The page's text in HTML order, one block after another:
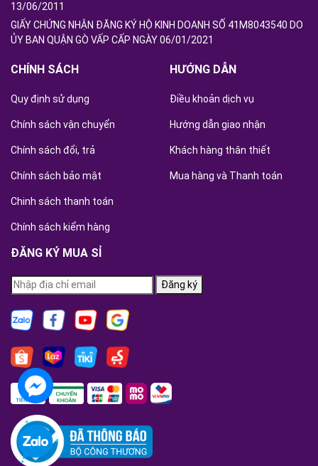
13/06/2011
GIẤY CHỨNG NHẬN ĐĂNG KÝ HỘ KINH DOANH SỐ 41M8043540 DO
ỦY BAN QUẬN GÒ VẤP CẤP NGÀY 06/01/2021
CHÍNH SÁCH
Quy định sử dụng
Chính sách vận chuyển
Chính sách đổi, trả
Chính sách bảo mật
Chinh sách thanh toán
Chính sách kiểm hàng
HƯỚNG DẪN
Điều khoản dịch vụ
Hướng dẫn giao nhận
Khách hàng thân thiết
Mua hàng và Thanh toán
ĐĂNG KÝ MUA SỈ
Đăng ký